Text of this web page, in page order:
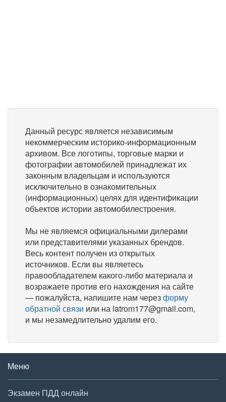
Данный ресурс является независимым
некоммерческим историко-информационным
архивом. Все логотипы, торговые марки и
фотографии автомобилей принадлежат их
законным владельцам и используются
исключительно в ознакомительных
(информационных) целях для идентификации
объектов истории автомобилестроения.
Мы не являемся официальными дилерами
или представителями указанных брендов.
Весь контент получен из открытых
источников. Если вы являетесь
правообладателем какого-либо материала и
возражаете против его нахождения на сайте
— пожалуйста, напишите нам черезформу
обратной связи или на latrom177@gmail.com,
и мы незамедлительно удалим его.
Меню
Экзамен ПДД онлайн